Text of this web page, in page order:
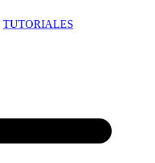
TUTORIALES